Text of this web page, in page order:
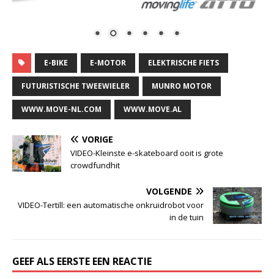
E-BIKE E-MOTOR ELEKTRISCHE FIETS
FUTURISTISCHE TWEEWIELER MUNRO MOTOR
WWW.MOVE-NL.COM WWW.MOVE.AL
VORIGE
VIDEO-Kleinste e-skateboard ooit is grote
crowdfundhit
VOLGENDE
VIDEO-Tertill: een automatische onkruidrobot voor
in de tuin
GEEF ALS EERSTE EEN REACTIE